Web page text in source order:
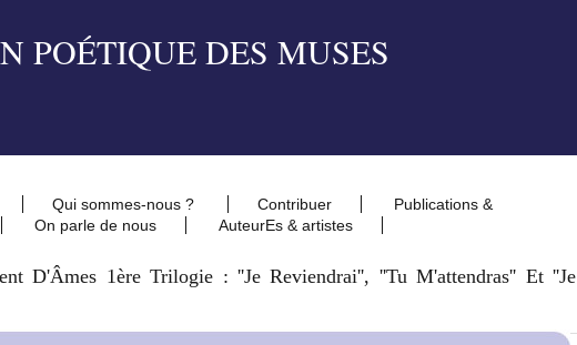
Qui sommes-nous ? Contribuer
Publications &
On parle de nous AuteurEs & artistes
D'Âmes 1ère Trilogie : ''Je Reviendrai'', ''Tu M'attendras'' Et ''Je